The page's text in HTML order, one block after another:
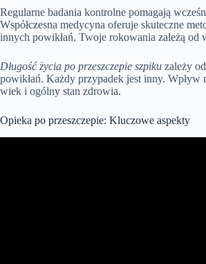
Regularne badania kontrolne pomagają
Współczesna medycyna oferuje skuteczne
innych powikłań. Twoje rokowania zależą od
Długość życia po przeszczepie szpiku zależy
powikłań. Każdy przypadek jest inny. Wpływ
wiek i ogólny stan zdrowia.
Opieka po przeszczepie: Kluczowe aspekty